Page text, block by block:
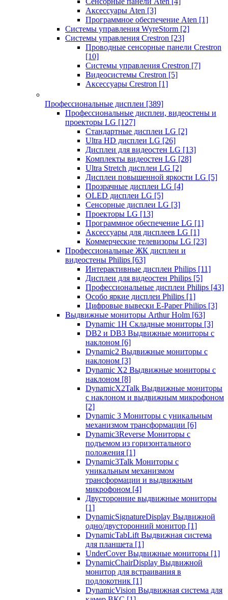
Аксессуары Aten [3]
Программное обеспечение Aten [1]
Системы управления WyreStorm [2]
Системы управления Crestron [23]
Проводные сенсорные панели Crestron
[10]
Системы управления Crestron [7]
Видеосистемы Crestron [5]
Аксессуары Crestron [1]
Профессиональные дисплеи [389]
Профессиональные дисплеи, видеостены и
проекторы LG [127]
Стандартные дисплеи LG [2]
Ultra HD дисплеи LG [26]
Дисплеи для видеостен LG [13]
Комплекты видеостен LG [28]
Ultra Stretch дисплеи LG [2]
Дисплеи повышенной яркости LG [5]
Прозрачные дисплеи LG [4]
OLED дисплеи LG [5]
Сенсорные дисплеи LG [3]
Проекторы LG [13]
Программное обеспечение LG [1]
Аксессуары для дисплеев LG [1]
Коммерческие телевизоры LG [23]
Профессиональные ЖК дисплеи и
видеостены Philips [63]
Интерактивные дисплеи Philips [11]
Дисплеи для видеостен Philips [5]
Профессиональные дисплеи Philips [43]
Особо яркие дисплеи Philips [1]
Цифровые вывески E-Paper Philips [3]
Выдвижные мониторы Arthur Holm [63]
Dynamic 1Н Складные мониторы [3]
DB2 и DB3 Выдвижные мониторы с
наклоном [6]
Dynamic2 Выдвижные мониторы с
наклоном [3]
Dynamic X2 Выдвижные мониторы с
наклоном [8]
DynamicX2Talk Выдвижные мониторы
с наклоном и выдвижным микрофоном
[2]
Dynamic 3 Мониторы с уникальным
механизмом трансформации [6]
Dynamic3Reverse Мониторы с
подъемом из горизонтального
положения [1]
Dynamic3Talk Мониторы с
уникальным механизмом
трансформации и выдвижным
микрофоном [4]
Двусторонние выдвижные мониторы
[1]
DynamicSignatureDisplay Выдвижной
одно/двусторонний монитор [1]
DynamicTabLift Выдвижная система
для планшета [1]
UnderCover Выдвижные мониторы [1]
DynamicChairDisplay Выдвижной
монитор для встраивания в
подлокотник [1]
DynamicVision Выдвижная система для